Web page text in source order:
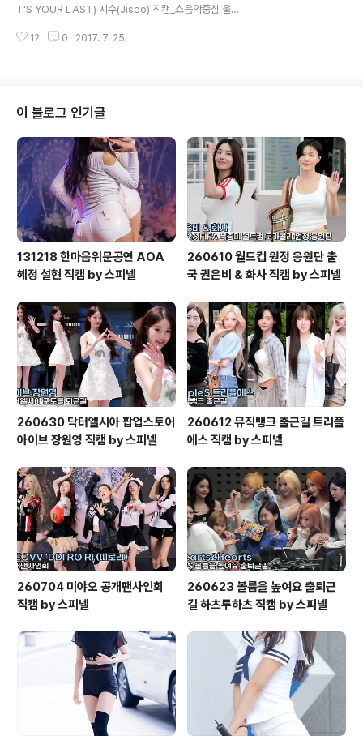
T'S YOUR LAST) 지수(Jisoo) 직캠_쇼음악중심 울산
- 휘파람(WHISTLE) 리사(LISA) 직캠_쇼음악중심 울산
12 0 2017. 7. 25.
이 블로그 인기글
131218 한마음위문공연 AOA
혜정 설현 직캠 by 스피넬
260610 월드컵 원정 응원단 출
국 권은비 & 화사 직캠 by 스피넬
260630 닥터엘시아 팝업스토어
아이브 장원영 직캠 by 스피넬
260612 뮤직뱅크 출근길 트리플
에스 직캠 by 스피넬
260704 미야오 공개팬사인회
직캠 by 스피넬
260623 볼륨을 높여요 출퇴근
길 하츠투하츠 직캠 by 스피넬